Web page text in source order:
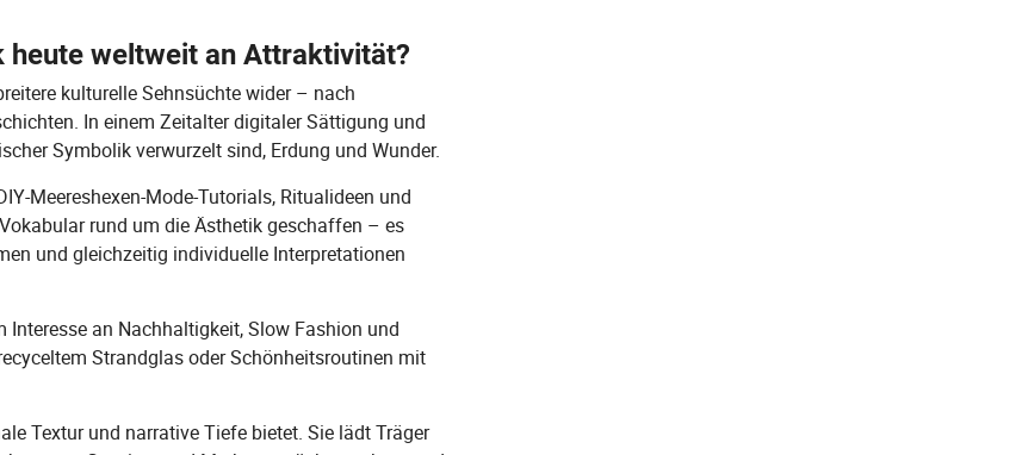
weltweit an Attraktivität?
kulturelle Sehnsüchte wider – nach
In einem Zeitalter digitaler Sättigung und
Symbolik verwurzelt sind, Erdung und Wunder.
Meereshexen-Mode-Tutorials, Ritualideen und
rund um die Ästhetik geschaffen – es
und gleichzeitig individuelle Interpretationen
an Nachhaltigkeit, Slow Fashion und
Strandglas oder Schönheitsroutinen mit
Textur und narrative Tiefe bietet. Sie lädt Träger